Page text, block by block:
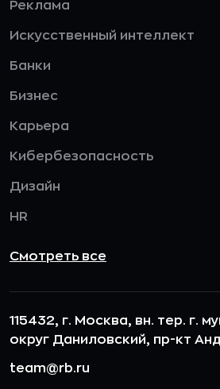
Реклама
Искусственный интеллект
Банки
Бизнес
Карьера
Кибербезопасность
Дизайн
HR
Смотреть все
115432, г. Москва, вн. тер. г.
округ Даниловский, пр-кт
team@rb.ru